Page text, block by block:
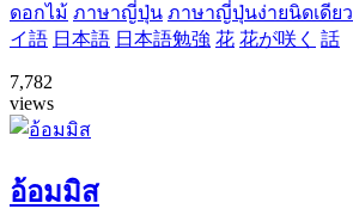
ดอกไม้ ภาษาญี่ปุ่น ภาษาญี่ปุ่นง่ายนิดเดียว
イ語 日本語 日本語勉強 花 花が咲く 話
7,782
views
อ้อมมิส